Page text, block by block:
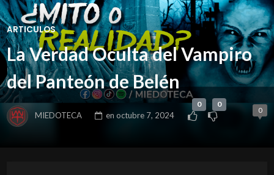
ARTICULOS
La Verdad Oculta del Vampiro
del Panteón de Belén
MIEDOTECA en octubre 7, 2024
0 0
0